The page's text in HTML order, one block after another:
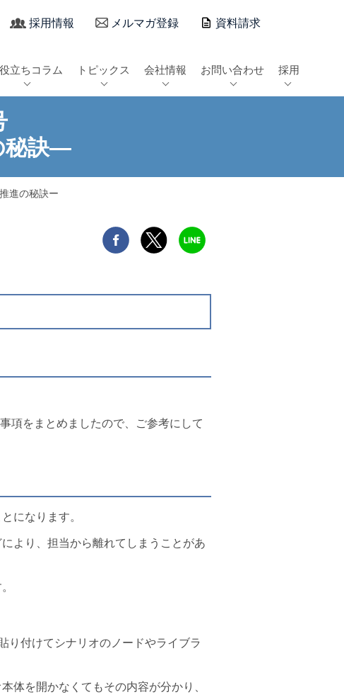
採用情報 メルマガ登録 資料請求
立ちコラム トピックス 会社情報 お問い合わせ 採用
秘訣―
進の秘訣ー
項をまとめましたので、ご参考にして
になります。
より、担当から離れてしまうことがあ
り付けてシナリオのノードやライブラ
体を開かなくてもその内容が分かり、